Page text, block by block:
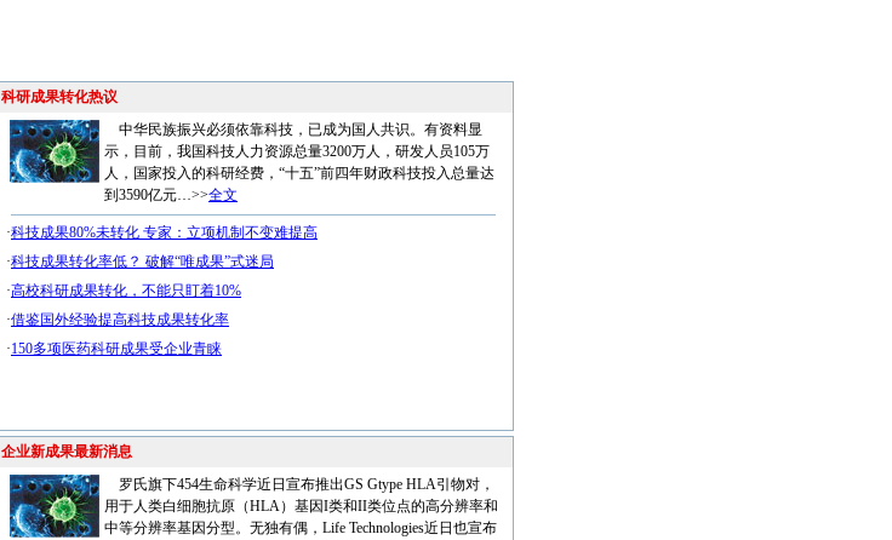
科研成果转化热议
中华民族振兴必须依靠科技，已成为国人共识。有资料显
示，目前，我国科技人力资源总量3200万人，研发人员105万
人，国家投入的科研经费，“十五”前四年财政科技投入总量达
到3590亿元…>>全文
·科技成果80%未转化 专家：立项机制不变难提高
·科技成果转化率低？ 破解“唯成果”式迷局
·高校科研成果转化，不能只盯着10%
·借鉴国外经验提高科技成果转化率
·150多项医药科研成果受企业青睐
企业新成果最新消息
罗氏旗下454生命科学近日宣布推出GS Gtype HLA引物对，
用于人类白细胞抗原（HLA）基因I类和II类位点的高分辨率和
中等分辨率基因分型。无独有偶，Life Technologies近日也宣布